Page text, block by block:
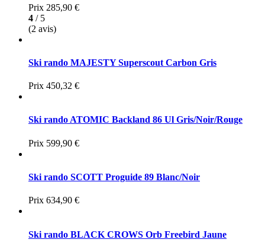
Prix 285,90 €
4 / 5
(2 avis)
Ski rando MAJESTY Superscout Carbon Gris
Prix 450,32 €
Ski rando ATOMIC Backland 86 Ul Gris/Noir/Rouge
Prix 599,90 €
Ski rando SCOTT Proguide 89 Blanc/Noir
Prix 634,90 €
Ski rando BLACK CROWS Orb Freebird Jaune